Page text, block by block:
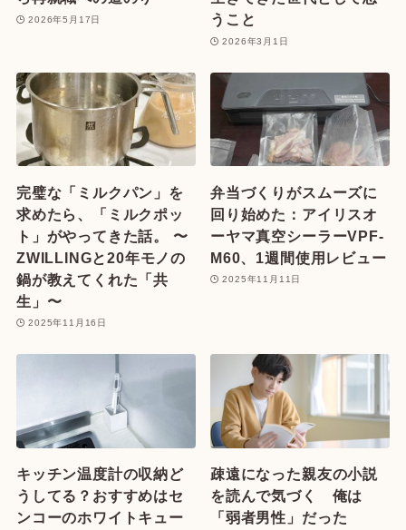
2026年5月17日
うこと
2026年3月1日
完璧な「ミルクパン」を
求めたら、「ミルクポッ
ト」がやってきた話。 〜
ZWILLINGと20年モノの
鍋が教えてくれた「共
生」〜
2025年11月16日
弁当づくりがスムーズに
回り始めた：アイリスオ
ーヤマ真空シーラーVPF-
M60、1週間使用レビュー
2025年11月11日
キッチン温度計の収納ど
うしてる？おすすめはセ
ンコーのホワイトキュー
疎遠になった親友の小説
を読んで気づく 俺は
「弱者男性」だった